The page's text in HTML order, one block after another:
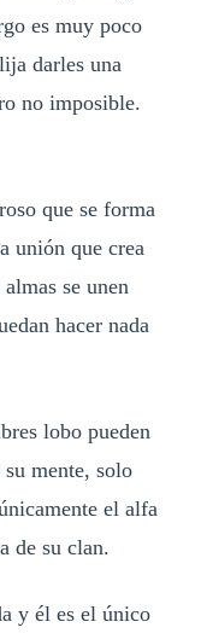
es muy poco
darles una
no imposible.
que se forma
unión que crea
se unen
hacer nada
lobo pueden
mente, solo
el alfa
de su clan.
y él es el único